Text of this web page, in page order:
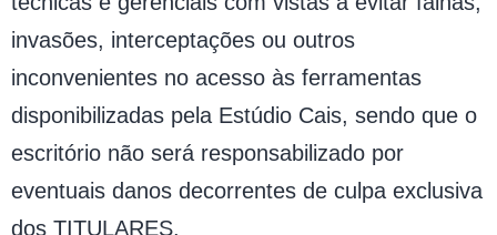
invasões, interceptações ou outros
inconvenientes no acesso às ferramentas
disponibilizadas pela Estúdio Cais, sendo que o
escritório não será responsabilizado por
eventuais danos decorrentes de culpa exclusiva
dos TITULARES.